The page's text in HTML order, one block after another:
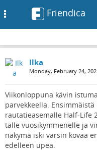
Friendica
Ilka
Monday, February 24,
Viikonloppuna kävin
parvekkeella.
rautatieasemalle Half-Life
tälle vuosikymmenelle ja
näkymä iski varsin kovaa
edelleen upea.